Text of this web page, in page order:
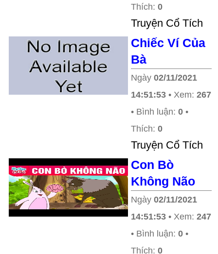
Thích: 0
Truyện Cổ Tích
Chiếc Ví Của
Bà
Ngày 02/11/2021
14:51:53 • Xem: 267
• Bình luận: 0 •
Thích: 0
Truyện Cổ Tích
Con Bò
Không Não
Ngày 02/11/2021
14:51:53 • Xem: 247
• Bình luận: 0 •
Thích: 0